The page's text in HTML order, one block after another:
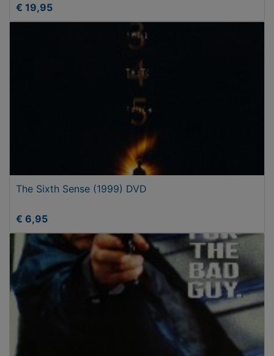
€ 19,95
The Sixth Sense (1999) DVD
€ 6,95